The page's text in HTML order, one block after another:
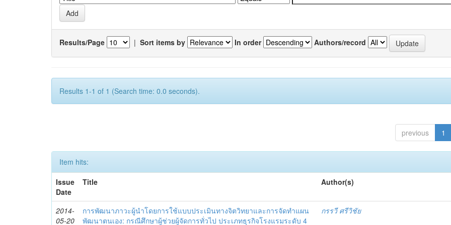
Results/Page | Sort items by In order Authors/record
Results 1-1 of 1 (Search time: 0.0 seconds).
previous 1
Item hits:
Issue
Date
Title Author(s)
2014-
05-20
การพัฒนาภาวะผู้นำโดยการใช้แบบประเมินทางจิตวิทยาและการจัดทำแผน
พัฒนาตนเอง: กรณีศึกษาผู้ช่วยผู้จัดการทั่วไป ประเภทธุรกิจโรงแรมระดับ 4
กรรวี ศรีวิชัย